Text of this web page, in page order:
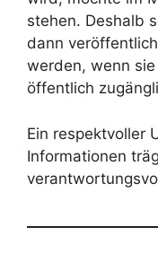
stehen. Deshalb
dann
werden, wenn
öffentlich
Ein respektvoller
Informationen